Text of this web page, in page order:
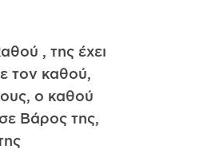
, της έχει
τον καθού,
ο καθού
Βάρος της,